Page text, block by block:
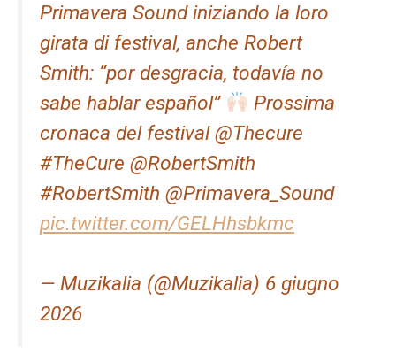
Primavera Sound iniziando la loro
girata di festival, anche Robert
Smith: “por desgracia, todavía no
sabe hablar español”
Prossima
cronaca del festival @Thecure
#TheCure @RobertSmith
#RobertSmith @Primavera_Sound
pic.twitter.com/GELHhsbkmc
— Muzikalia (@Muzikalia) 6 giugno
2026